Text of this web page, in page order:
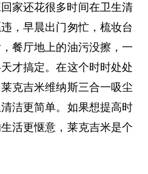
家还花很多时间在卫生清
，早晨出门匆忙，梳妆台
餐厅地上的油污没擦，一
才搞定。在这个时时处处
莱克吉米维纳斯三合一吸尘
洁更简单。如果想提高时
活更惬意，莱克吉米是个